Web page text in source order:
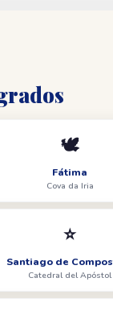
🕊️
Fátima
Cova da Iria
⭐
Santiago de
Catedral del Apóstol